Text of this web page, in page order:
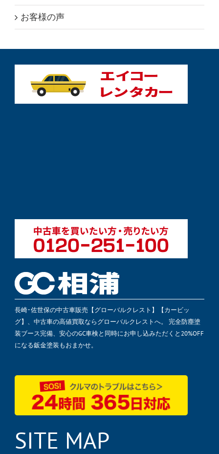
お客様の声
長崎･佐世保の中古車販売【グローバルクレスト】【カービッ
グ】、中古車の高値買取ならグローバルクレストへ。 完全防塵塗
装ブース完備、安心のGC車検と同時にお申し込みただくと20%OFF
になる鈑金塗装もおまかせ。
SITE MAP